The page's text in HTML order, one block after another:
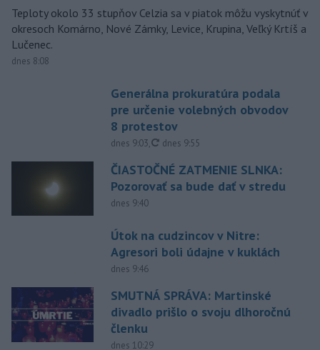
Teploty okolo 33 stupňov Celzia sa v piatok môžu vyskytnúť v
okresoch Komárno, Nové Zámky, Levice, Krupina, Veľký Krtíš a
Lučenec.
dnes 8:08
Generálna prokuratúra podala
pre určenie volebných obvodov
8 protestov
dnes 9:03, aktualizované
dnes 9:55
ČIASTOČNÉ ZATMENIE SLNKA:
Pozorovať sa bude dať v stredu
dnes 9:40
Útok na cudzincov v Nitre:
Agresori boli údajne v kuklách
dnes 9:46
SMUTNÁ SPRÁVA: Martinské
divadlo prišlo o svoju dlhoročnú
členku
dnes 10:29